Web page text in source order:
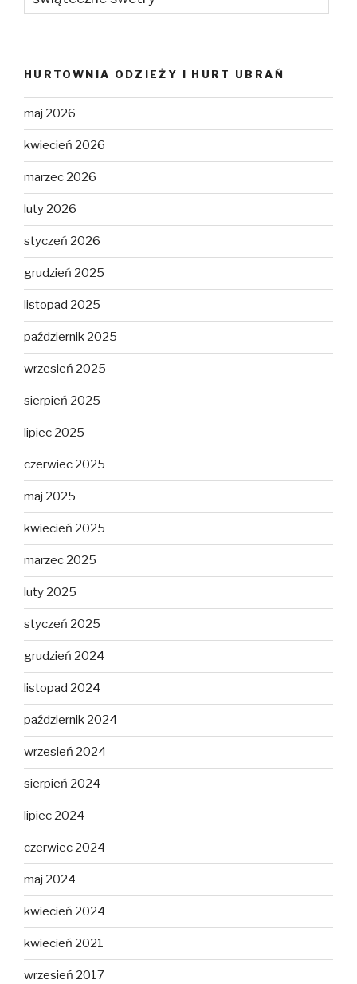
HURTOWNIA ODZIEŻY I HURT UBRAŃ
maj 2026
kwiecień 2026
marzec 2026
luty 2026
styczeń 2026
grudzień 2025
listopad 2025
październik 2025
wrzesień 2025
sierpień 2025
lipiec 2025
czerwiec 2025
maj 2025
kwiecień 2025
marzec 2025
luty 2025
styczeń 2025
grudzień 2024
listopad 2024
październik 2024
wrzesień 2024
sierpień 2024
lipiec 2024
czerwiec 2024
maj 2024
kwiecień 2024
kwiecień 2021
wrzesień 2017